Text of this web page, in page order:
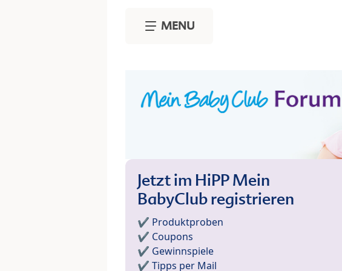
MENU
Jetzt im HiPP Mein
BabyClub registrieren
✔️ Produktproben
✔️ Coupons
✔️ Gewinnspiele
✔️ Tipps per Mail